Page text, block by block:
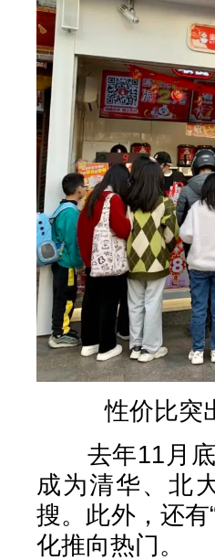
性价比突
去年11月底
成为清华、北
搜。此外，还有
化推向热门。